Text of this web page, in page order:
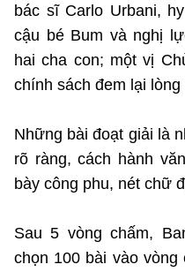
bác sĩ Carlo Urbani,
cậu bé Bum và nghị
hai cha con; một vị
chính sách đem lại
Những bài đoạt giải là
rõ ràng, cách hành
bày công phu, nét chữ
Sau 5 vòng chấm,
chọn 100 bài vào vòng